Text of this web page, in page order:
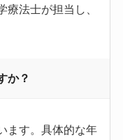
療法士が担当し、
か？
ます。具体的な年